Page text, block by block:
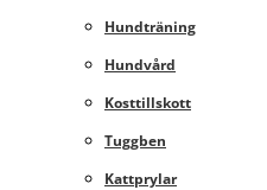
Hundträning
Hundvård
Kosttillskott
Tuggben
Kattprylar